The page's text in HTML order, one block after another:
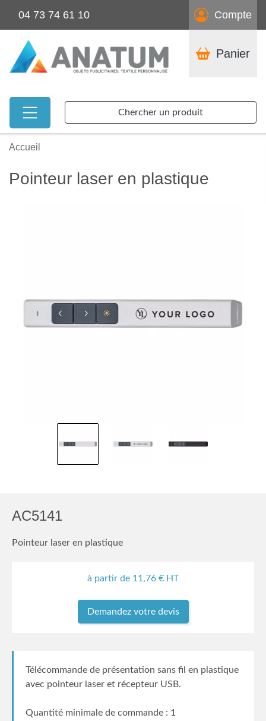
04 73 74 61 10 Compte
Panier
Chercher un produit
Accueil
Pointeur laser en plastique
AC5141
Pointeur laser en plastique
à partir de 11,76 € HT
Demandez votre devis
Télécommande de présentation sans fil en plastique
avec pointeur laser et récepteur USB.
Quantité minimale de commande : 1